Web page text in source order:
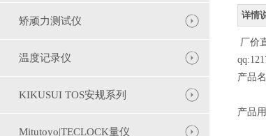
矫顽力测试仪
温度记录仪
KIKUSUI TOS安规系列
Mitutoyo|TECLOCK量仪
详情
厂价
产品
产品